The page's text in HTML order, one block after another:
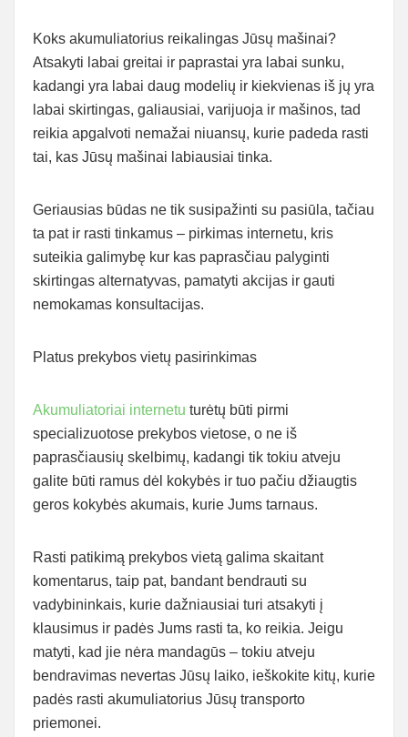
Koks akumuliatorius reikalingas Jūsų mašinai?
Atsakyti labai greitai ir paprastai yra labai sunku,
kadangi yra labai daug modelių ir kiekvienas iš jų yra
labai skirtingas, galiausiai, varijuoja ir mašinos, tad
reikia apgalvoti nemažai niuansų, kurie padeda rasti
tai, kas Jūsų mašinai labiausiai tinka.
Geriausias būdas ne tik susipažinti su pasiūla, tačiau
ta pat ir rasti tinkamus – pirkimas internetu, kris
suteikia galimybę kur kas paprasčiau palyginti
skirtingas alternatyvas, pamatyti akcijas ir gauti
nemokamas konsultacijas.
Platus prekybos vietų pasirinkimas
Akumuliatoriai internetu turėtų būti pirmi
specializuotose prekybos vietose, o ne iš
paprasčiausių skelbimų, kadangi tik tokiu atveju
galite būti ramus dėl kokybės ir tuo pačiu džiaugtis
geros kokybės akumais, kurie Jums tarnaus.
Rasti patikimą prekybos vietą galima skaitant
komentarus, taip pat, bandant bendrauti su
vadybininkais, kurie dažniausiai turi atsakyti į
klausimus ir padės Jums rasti ta, ko reikia. Jeigu
matyti, kad jie nėra mandagūs – tokiu atveju
bendravimas nevertas Jūsų laiko, ieškokite kitų, kurie
padės rasti akumuliatorius Jūsų transporto
priemonei.